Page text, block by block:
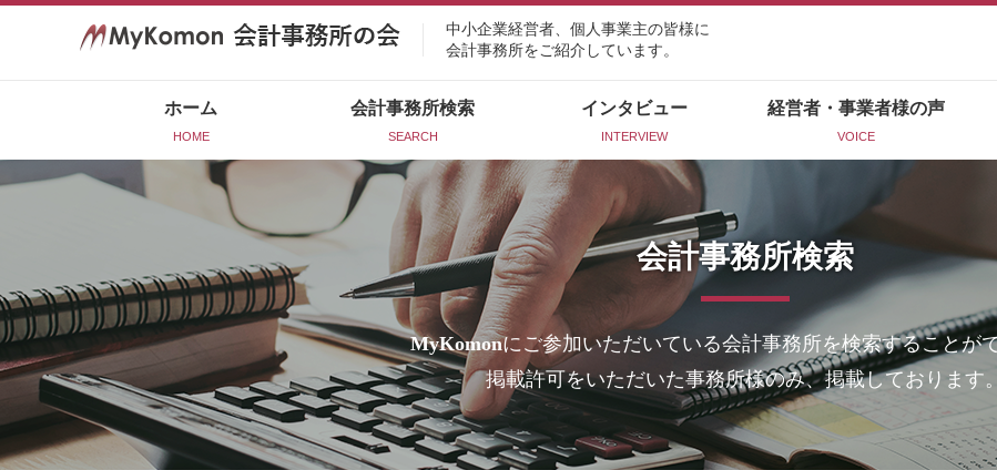
中小企業経営者、個人事業主の皆様に
会計事務所をご紹介しています。
ホーム
HOME
会計事務所検索
SEARCH
インタビュー
INTERVIEW
経営者・事業者様の声
VOICE
会計事務所検索
MyKomonにご参加いただいている会計事務所を検索することがで
掲載許可をいただいた事務所様のみ、掲載しております。